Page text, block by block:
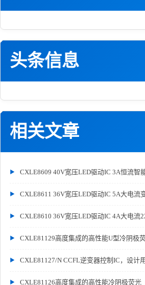
头条信息
相关文章
CXLE8609 40V宽压LED驱动IC 3A恒流智
CXLE8611 36V宽压LED驱动IC 5A大电流
CXLE8610 36V宽压LED驱动IC 4A大电流
CXLE81129高度集成的高性能U型冷阴极
CXLE81127/N CCFL逆变器控制IC，设计
CXLE81126高度集成的高性能冷阴极荧光